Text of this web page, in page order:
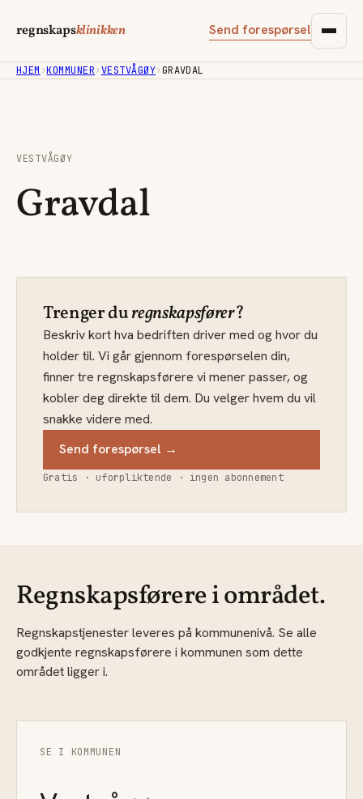
regnskapsklinikken Send forespørsel
HJEM ›KOMMUNER›VESTVÅGØY›GRAVDAL
VESTVÅGØY
Gravdal
Trenger duregnskapsfører?
Beskriv kort hva bedriften driver med og hvor du
holder til. Vi går gjennom forespørselen din,
finner tre regnskapsførere vi mener passer, og
kobler deg direkte til dem. Du velger hvem du vil
snakke videre med.
Send forespørsel →
Gratis · uforpliktende · ingen abonnement
Regnskapsførere i området.
Regnskapstjenester leveres på kommunenivå. Se alle
godkjente regnskapsførere i kommunen som dette
området ligger i.
SE I KOMMUNEN